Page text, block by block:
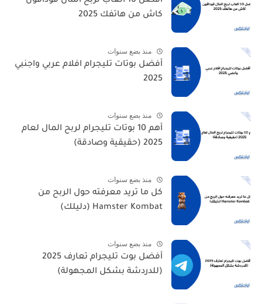
كاش من هاتفك 2025
منذ بضع سنوات
أفضل بوتات تليجرام افلام عربي واجنبي
2025
منذ بضع سنوات
أهم 10 بوتات تليجرام لربح المال لعام
2025 (حقيقية وصادقة)
منذ بضع سنوات
كل ما تريد معرفته حول الربح من
Hamster Kombat (دليلك)
منذ بضع سنوات
أفضل بوت تليجرام تعارف 2025
(للدردشة بشكل المجهولة)